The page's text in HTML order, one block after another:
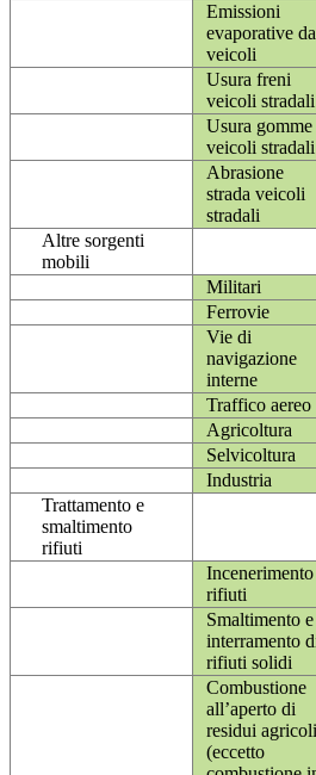
Emissioni
evaporative
veicoli
Usura freni
veicoli stradali
Usura gomme
veicoli stradali
Abrasione
strada veicoli
stradali
Altre sorgenti
mobili
Militari
Ferrovie
Vie di
navigazione
interne
Traffico aereo
Agricoltura
Selvicoltura
Industria
Trattamento e
smaltimento
rifiuti
Incenerimento
rifiuti
Smaltimento e
interramento
rifiuti solidi
Combustione
all’aperto di
residui agricoli
(eccetto